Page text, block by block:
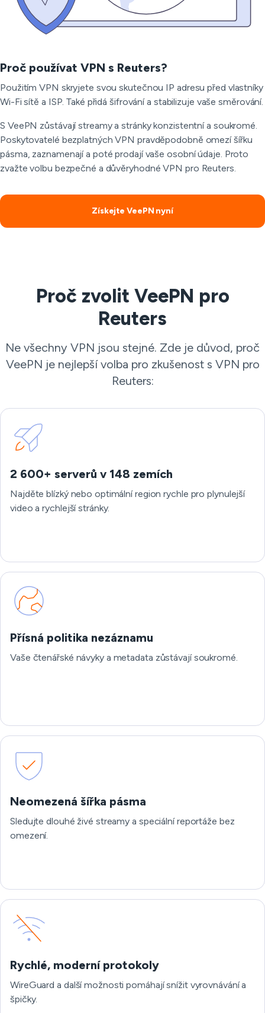
Proč používat VPN s Reuters?
Použitím VPN skryjete svou skutečnou IP adresu před vlastníky
Wi-Fi sítě a ISP. Také přidá šifrování a stabilizuje vaše směrování.
S VeePN zůstávají streamy a stránky konzistentní a soukromé.
Poskytovatelé bezplatných VPN pravděpodobně omezí šířku
pásma, zaznamenají a poté prodají vaše osobní údaje. Proto
zvažte volbu bezpečné a důvěryhodné VPN pro Reuters.
Získejte VeePN nyní
Proč zvolit VeePN pro
Reuters
Ne všechny VPN jsou stejné. Zde je důvod, proč
VeePN je nejlepší volba pro zkušenost s VPN pro
Reuters:
2 600+ serverů v 148 zemích
Najděte blízký nebo optimální region rychle pro plynulejší
video a rychlejší stránky.
Přísná politika nezáznamu
Vaše čtenářské návyky a metadata zůstávají soukromé.
Neomezená šířka pásma
Sledujte dlouhé živé streamy a speciální reportáže bez
omezení.
Rychlé, moderní protokoly
WireGuard a další možnosti pomáhají snížit vyrovnávání a
špičky.